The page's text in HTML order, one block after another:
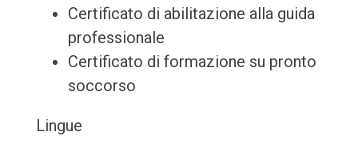
Certificato di abilitazione alla guida
professionale
Certificato di formazione su pronto
soccorso
Lingue